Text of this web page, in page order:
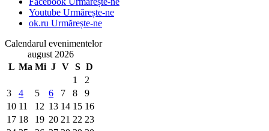
Youtube Urmărește-ne
ok.ru Urmărește-ne
Calendarul evenimentelor
august 2026
L Ma Mi J V S D
1
2
3
4 5 6 7 8
9
10 11 12 13 14 15 16
17 18 19 20 21 22 23